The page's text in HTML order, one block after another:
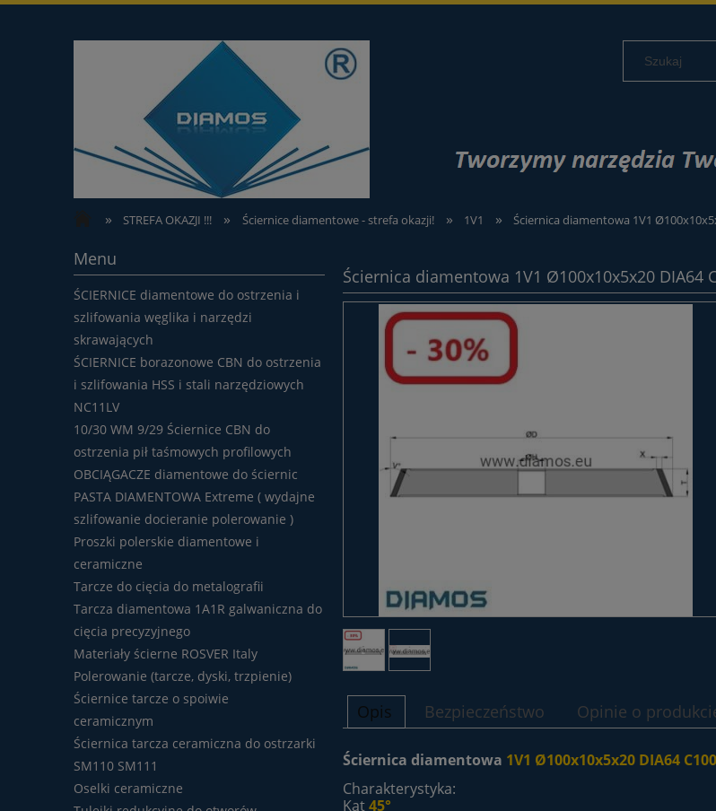
» STREFA OKAZJI !!! » Ściernice diamentowe - strefa okazji! » 1V1 » Ściernica diamentowa 1V1
Menu
ŚCIERNICE diamentowe do ostrzenia i
szlifowania węglika i narzędzi
skrawających
ŚCIERNICE borazonowe CBN do ostrzenia
i szlifowania HSS i stali narzędziowych
NC11LV
10/30 WM 9/29 Ściernice CBN do
ostrzenia pił taśmowych profilowych
OBCIĄGACZE diamentowe do ściernic
PASTA DIAMENTOWA Extreme ( wydajne
szlifowanie docieranie polerowanie )
Proszki polerskie diamentowe i
ceramiczne
Tarcze do cięcia do metalografii
Tarcza diamentowa 1A1R galwaniczna do
cięcia precyzyjnego
Materiały ścierne ROSVER Italy
Polerowanie (tarcze, dyski, trzpienie)
Ściernice tarcze o spoiwie
ceramicznym
Ściernica tarcza ceramiczna do ostrzarki
SM110 SM111
Oselki ceramiczne
Ściernica diamentowa 1V1 Ø100x10x5x20 DIA64
Opis Bezpieczeństwo Opinie o
Ściernica diamentowa 1V1 Ø100x10x5x20 DIA64
Charakterystyka:
Kąt45°